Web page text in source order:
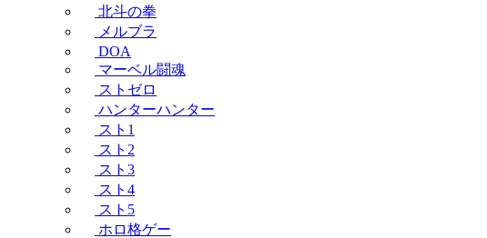
北斗の拳
メルブラ
DOA
マーベル闘魂
ストゼロ
ハンターハンター
スト1
スト2
スト3
スト4
スト5
ホロ格ゲー